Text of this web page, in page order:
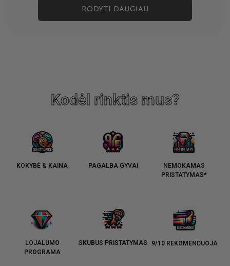
RODYTI DAUGIAU
Kodėl rinktis mus?
KOKYBĖ & KAINA PAGALBA GYVAI
NEMOKAMAS
PRISTATYMAS*
LOJALUMO
PROGRAMA
SKUBUS PRISTATYMAS 9/10 REKOMENDUOJA